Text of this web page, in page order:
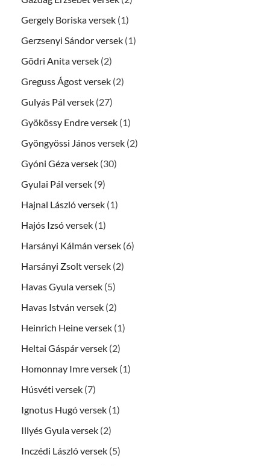
Gergely Boriska versek (1)
Gerzsenyi Sándor versek (1)
Gödri Anita versek (2)
Greguss Ágost versek (2)
Gulyás Pál versek (27)
Gyökössy Endre versek (1)
Gyöngyössi János versek (2)
Gyóni Géza versek (30)
Gyulai Pál versek (9)
Hajnal László versek (1)
Hajós Izsó versek (1)
Harsányi Kálmán versek (6)
Harsányi Zsolt versek (2)
Havas Gyula versek (5)
Havas István versek (2)
Heinrich Heine versek (1)
Heltai Gáspár versek (2)
Homonnay Imre versek (1)
Húsvéti versek (7)
Ignotus Hugó versek (1)
Illyés Gyula versek (2)
Inczédi László versek (5)